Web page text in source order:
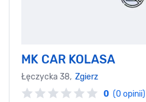
MK CAR KOLASA
Łęczycka 38, Zgierz
0 (0 opinii)